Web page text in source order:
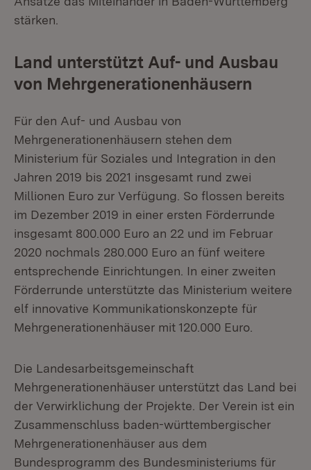
stärken.
Land unterstützt Auf- und Ausbau
von Mehrgenerationenhäusern
Für den Auf- und Ausbau von
Mehrgenerationenhäusern stehen dem
Ministerium für Soziales und Integration in den
Jahren 2019 bis 2021 insgesamt rund zwei
Millionen Euro zur Verfügung. So flossen bereits
im Dezember 2019 in einer ersten Förderrunde
insgesamt 800.000 Euro an 22 und im Februar
2020 nochmals 280.000 Euro an fünf weitere
entsprechende Einrichtungen. In einer zweiten
Förderrunde unterstützte das Ministerium weitere
elf innovative Kommunikationskonzepte für
Mehrgenerationenhäuser mit 120.000 Euro.
Die Landesarbeitsgemeinschaft
Mehrgenerationenhäuser unterstützt das Land bei
der Verwirklichung der Projekte. Der Verein ist ein
Zusammenschluss baden-württembergischer
Mehrgenerationenhäuser aus dem
Bundesprogramm des Bundesministeriums für